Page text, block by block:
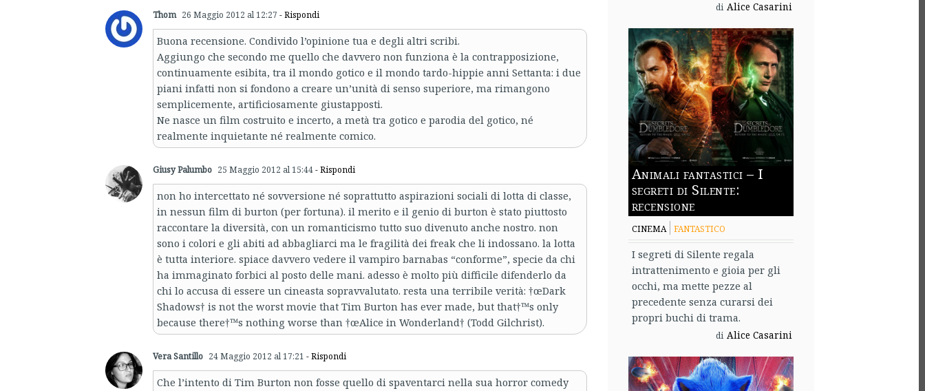
Thom 26 Maggio 2012 al 12:27 - Rispondi
Buona recensione. Condivido l’opinione tua e degli altri scribi.
Aggiungo che secondo me quello che davvero non funziona è la contrapposizione,
continuamente esibita, tra il mondo gotico e il mondo tardo-hippie anni Settanta: i due
piani infatti non si fondono a creare un’unità di senso superiore, ma rimangono
semplicemente, artificiosamente giustapposti.
Ne nasce un film costruito e incerto, a metà tra gotico e parodia del gotico, né
realmente inquietante né realmente comico.
Giusy Palumbo 25 Maggio 2012 al 15:44- Rispondi
non ho intercettato né sovversione né soprattutto aspirazioni sociali di lotta di classe,
in nessun film di burton (per fortuna). il merito e il genio di burton è stato piuttosto
raccontare la diversità, con un romanticismo tutto suo divenuto anche nostro. non
sono i colori e gli abiti ad abbagliarci ma le fragilità dei freak che li indossano. la lotta
è tutta interiore. spiace davvero vedere il vampiro barnabas “conforme”, specie da chi
ha immaginato forbici al posto delle mani. adesso è molto più difficile difenderlo da
chi lo accusa di essere un cineasta sopravvalutato. resta una terribile verità: †œDark
Shadows† is not the worst movie that Tim Burton has ever made, but that†™s only
because there†™s nothing worse than †œAlice in Wonderland† (Todd Gilchrist).
Vera Santillo 24 Maggio 2012 al 17:21 - Rispondi
Che l’intento di Tim Burton non fosse quello di spaventarci nella sua horror comedy
di Alice Casarini
Animali fantastici – I
segreti di Silente:
recensione
CINEMA FANTASTICO
I segreti di Silente regala
intrattenimento e gioia per gli
occhi, ma mette pezze al
precedente senza curarsi dei
propri buchi di trama.
di Alice Casarini